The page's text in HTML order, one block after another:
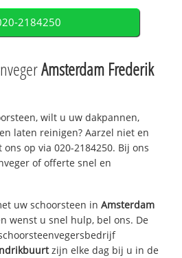
2184250
Amsterdam Frederik
wilt u uw dakpannen,
laten reinigen? Aarzel niet en
op via 020-2184250. Bij ons
of offerte snel en
uw schoorsteen inAmsterdam
wenst u snel hulp, bel ons. De
zijn elke dag bij u in de